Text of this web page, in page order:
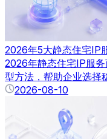
2026年5大静态住宅IP
2026年静态住宅IP服
型方法，帮助企业选择
2026-08-10